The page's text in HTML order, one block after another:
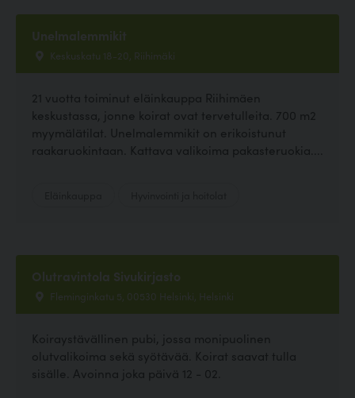
Unelmalemmikit
Keskuskatu 18-20, Riihimäki
21 vuotta toiminut eläinkauppa Riihimäen
keskustassa, jonne koirat ovat tervetulleita. 700 m2
myymälätilat. Unelmalemmikit on erikoistunut
raakaruokintaan. Kattava valikoima pakasteruokia....
Olutravintola Sivukirjasto
Fleminginkatu 5, 00530 Helsinki, Helsinki
Koiraystävällinen pubi, jossa monipuolinen
olutvalikoima sekä syötävää. Koirat saavat tulla
sisälle. Avoinna joka päivä 12 - 02.